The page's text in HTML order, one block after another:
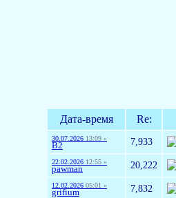
Дата-время Re:
30.07.2026 13:09 »
B2 7,933
22.02.2026 12:55 »
pawman 20,222
12.02.2026 05:01 »
grifium 7,832